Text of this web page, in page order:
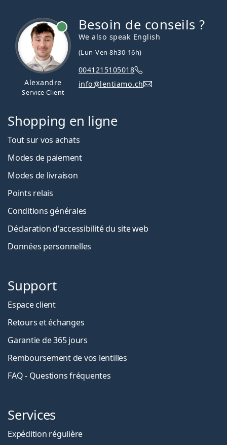
Alexandre
Service Client
Besoin de conseils ?
We also speak English
(Lun-Ven 8h30-16h)
0041215105018
info@lentiamo.ch
Shopping en ligne
Tout sur vos achats
Modes de paiement
Modes de livraison
Points relais
Conditions générales
Déclaration d'accessibilité du site web
Données personnelles
Support
Espace client
Retours et échanges
Garantie de 365 jours
Remboursement de vos lentilles
FAQ - Questions fréquentes
Services
Expédition régulière